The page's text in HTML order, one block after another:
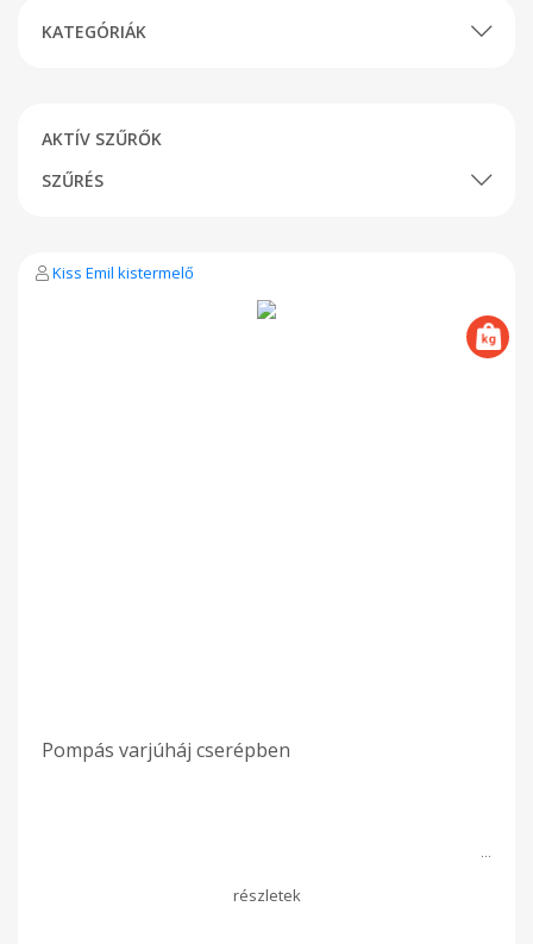
KATEGÓRIÁK
AKTÍV SZŰRŐK
SZŰRÉS
Kiss Emil kistermelő
Pompás varjúháj cserépben